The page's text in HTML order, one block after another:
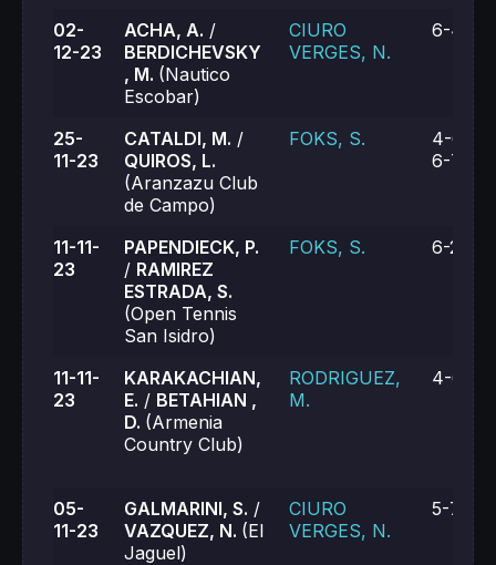
02-
12-23
ACHA, A. /
BERDICHEVSKY
, M. (Nautico
Escobar)
CIURO
VERGES, N.
6-4, 6-
25-
11-23
CATALDI, M. /
QUIROS, L.
(Aranzazu Club
de Campo)
FOKS, S.
4-6, 6-
6-7 (5)
11-11-
23
PAPENDIECK, P.
/ RAMIREZ
ESTRADA, S.
(Open Tennis
San Isidro)
FOKS, S. 6-2, 6-
11-11-
23
KARAKACHIAN,
E. / BETAHIAN ,
D. (Armenia
Country Club)
RODRIGUEZ,
M.
4-6, 2-
05-
11-23
GALMARINI, S. /
VAZQUEZ, N. (El
Jaguel)
CIURO
VERGES, N.
5-7, 0-